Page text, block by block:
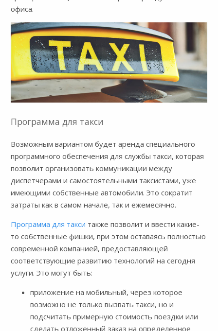
офиса.
Программа для такси
Возможным вариантом будет аренда специального
программного обеспечения для службы такси, которая
позволит организовать коммуникации между
диспетчерами и самостоятельными таксистами, уже
имеющими собственные автомобили. Это сократит
затраты как в самом начале, так и ежемесячно.
Программа для такси также позволит и ввести какие-
то собственные фишки, при этом оставаясь полностью
современной компанией, предоставляющей
соответствующие развитию технологий на сегодня
услуги. Это могут быть:
приложение на мобильный, через которое
возможно не только вызвать такси, но и
подсчитать примерную стоимость поездки или
сделать отложенный заказ на определенное